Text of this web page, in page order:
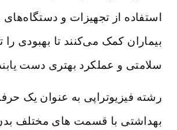
استفاده از تجهیزات و
بیماران کمک می‌کنند تا بهبودی را
سلامتی و عملکرد بهتری دست
رشته فیزیوتراپی به عنوان یک
بهداشتی با قسمت های مختلف